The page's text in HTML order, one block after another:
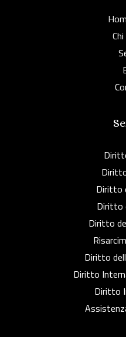
Diritto
Diritto
Diritto
Diritto
Diritto
Diritto